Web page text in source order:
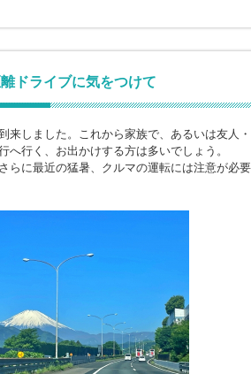
ドライブに気をつけて
来しました。これから家族で、あるいは友人
へ行く、お出かけする方は多いでしょう。
らに最近の猛暑、クルマの運転には注意が必